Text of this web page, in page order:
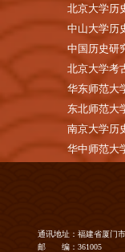
北京大学历
中山大学历
中国历史研
北京大学考
华东师范大
东北师范大
南京大学历
华中师范大
通讯地址：福建省厦门
邮 编：361005